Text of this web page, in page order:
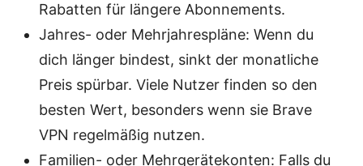
Rabatten für längere Abonnements.
Jahres- oder Mehrjahrespläne: Wenn du
dich länger bindest, sinkt der monatliche
Preis spürbar. Viele Nutzer finden so den
besten Wert, besonders wenn sie Brave
VPN regelmäßig nutzen.
Familien- oder Mehrgerätekonten: Falls du